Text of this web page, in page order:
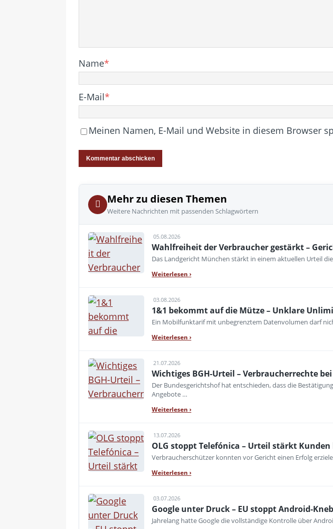
Name*
E-Mail*
Meinen Namen, E-Mail und Website in diesem Browser
Mehr zu diesen Themen
Weitere Nachrichten mit passenden Schlagwörtern
05.08.2026
Wahlfreiheit der Verbraucher gestärkt –
Das Landgericht München stärkt in einem aktuellen Urteil
Weiterlesen ›
03.08.2026
1&1 bekommt auf die Mütze – Unklare
Ein Mobilfunktarif mit unbegrenztem Datenvolumen darf
Weiterlesen ›
21.07.2026
Wichtiges BGH-Urteil – Verbraucherrechte
Der Bundesgerichtshof hat entschieden, dass die
Angebote …
Weiterlesen ›
13.07.2026
OLG stoppt Telefónica – Urteil stärkt
Verbraucherschützer konnten vor Gericht einen Erfolg
Weiterlesen ›
03.07.2026
Google unter Druck – EU stoppt Android-
Jahrelang hatte Google die vollständige Kontrolle über